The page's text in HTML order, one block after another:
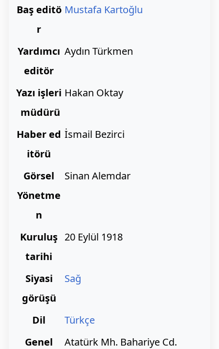
Baş editö
r
Mustafa Kartoğlu
Yardımcı
editör
Aydın Türkmen
Yazı işleri
müdürü
Hakan Oktay
Haber ed
itörü
İsmail Bezirci
Görsel
Yönetme
n
Sinan Alemdar
Kuruluş
tarihi
20 Eylül 1918
Siyasi
görüşü
Sağ
Dil
Türkçe
Genel
Atatürk Mh. Bahariye Cd.